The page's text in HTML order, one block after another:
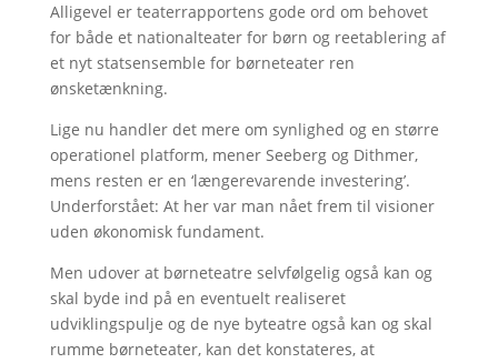
Alligevel er teaterrapportens gode ord om behovet
for både et nationalteater for børn og reetablering af
et nyt statsensemble for børneteater ren
ønsketænkning.
Lige nu handler det mere om synlighed og en større
operationel platform, mener Seeberg og Dithmer,
mens resten er en ‘længerevarende investering’.
Underforstået: At her var man nået frem til visioner
uden økonomisk fundament.
Men udover at børneteatre selvfølgelig også kan og
skal byde ind på en eventuelt realiseret
udviklingspulje og de nye byteatre også kan og skal
rumme børneteater, kan det konstateres, at